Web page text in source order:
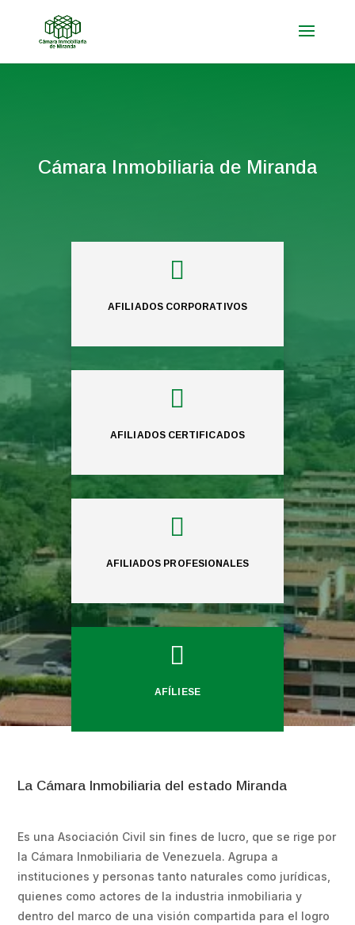
Cámara Inmobiliaria de Miranda

AFILIADOS CORPORATIVOS

AFILIADOS CERTIFICADOS

AFILIADOS PROFESIONALES

AFÍLIESE
La Cámara Inmobiliaria del estado Miranda
Es una Asociación Civil sin fines de lucro, que se rige por
la Cámara Inmobiliaria de Venezuela. Agrupa a
instituciones y personas tanto naturales como jurídicas,
quienes como actores de la industria inmobiliaria y
dentro del marco de una visión compartida para el logro